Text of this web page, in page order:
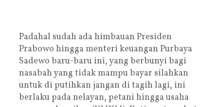
Padahal sudah ada himbauan Presiden
Prabowo hingga menteri keuangan Purbaya
Sadewo baru-baru ini, yang berbunyi bagi
nasabah yang tidak mampu bayar silahkan
untuk di putihkan jangan di tagih lagi, ini
berlaku pada nelayan, petani hingga usaha